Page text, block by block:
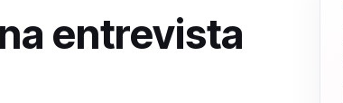
entrevista